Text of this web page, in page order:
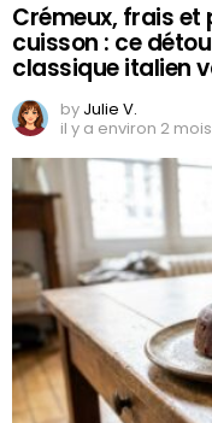
Crémeux, frais
cuisson : ce
classique italien
by Julie V.
il y a environ 2 mois